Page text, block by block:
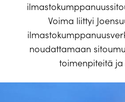
Voima liittyi
noudattamaan
toimenpiteitä